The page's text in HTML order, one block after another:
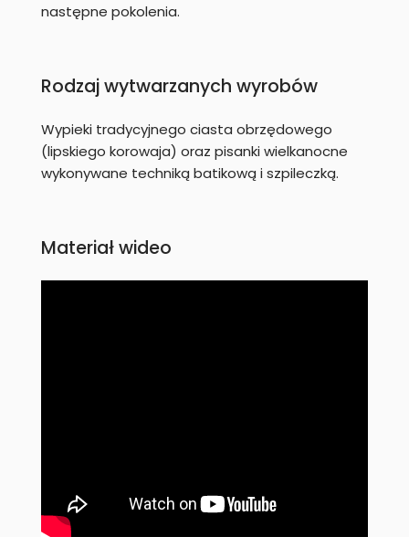
następne pokolenia.
Rodzaj wytwarzanych wyrobów
Wypieki tradycyjnego ciasta obrzędowego
(lipskiego korowaja) oraz pisanki wielkanocne
wykonywane techniką batikową i szpileczką.
Materiał wideo